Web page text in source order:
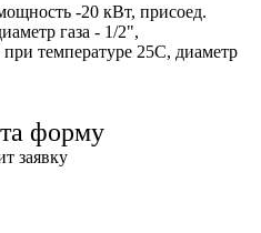
-20 кВт, присоед.
газа - 1/2",
температуре 25С, диаметр
форму
заявку